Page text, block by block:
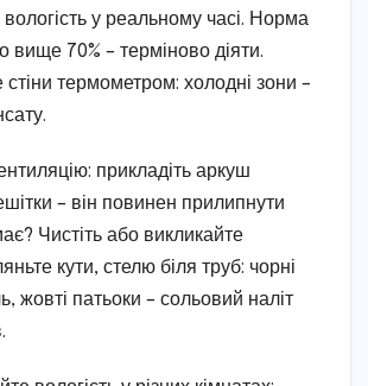
вологість у реальному часі. Норма
вище 70% – терміново діяти.
стіни термометром: холодні зони –
прикладіть аркуш
– він повинен прилипнути
Чистіть або викликайте
кути, стелю біля труб: чорні
жовті патьоки – сольовий наліт